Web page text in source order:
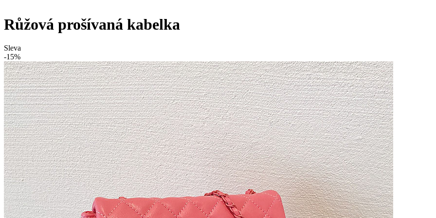
Růžová prošívaná kabelka
Sleva
-15%